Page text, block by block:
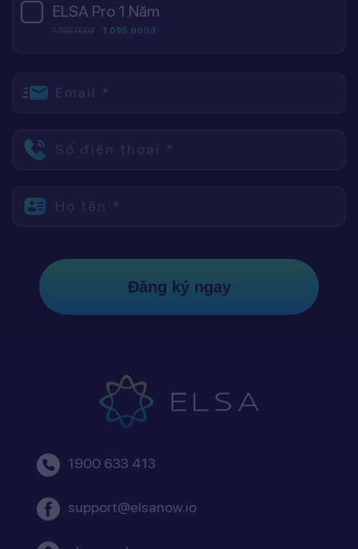
ELSA Pro 1 Năm
1.595.000đ 1.095.000đ
Email *
Số điện thoại *
Họ tên *
Đăng ký ngay
1900 633 413
support@elsanow.io